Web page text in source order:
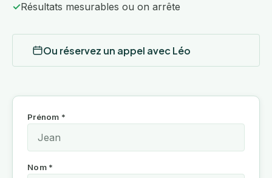
✓Résultats mesurables ou on arrête
Ou réservez un appel avec Léo
Prénom *
Nom *